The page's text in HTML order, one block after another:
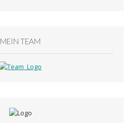
MEIN TEAM